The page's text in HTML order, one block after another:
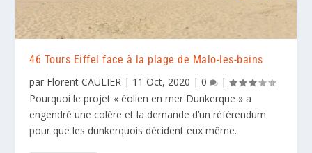
46 Tours Eiffel face à la plage de Malo-les-bains
par Florent CAULIER | 11 Oct, 2020 |0
|
Pourquoi le projet « éolien en mer Dunkerque » a
engendré une colère et la demande d’un référendum
pour que les dunkerquois décident eux même.